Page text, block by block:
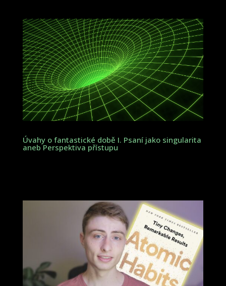
Úvahy o fantastické době I. Psaní jako singularita
aneb Perspektiva přístupu